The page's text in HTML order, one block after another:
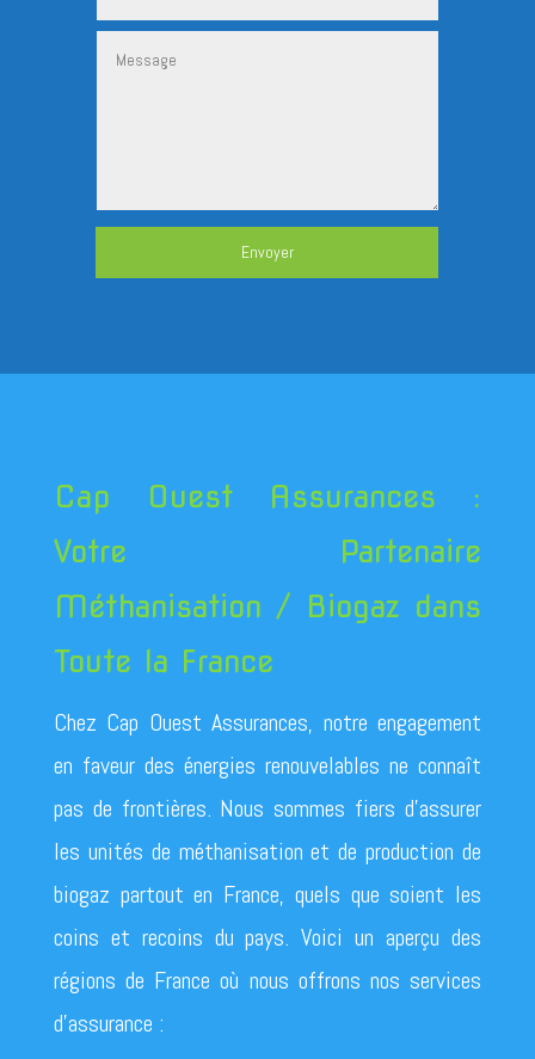
Envoyer
Cap Ouest Assurances :
Votre Partenaire
Méthanisation / Biogaz dans
Toute la France
Chez Cap Ouest Assurances, notre engagement
en faveur des énergies renouvelables ne connaît
pas de frontières. Nous sommes fiers d’assurer
les unités de méthanisation et de production de
biogaz partout en France, quels que soient les
coins et recoins du pays. Voici un aperçu des
régions de France où nous offrons nos services
d’assurance :